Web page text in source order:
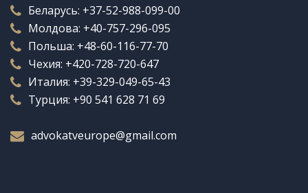
Беларусь: +37-52-988-099-00
Молдова: +40-757-296-095
Польша: +48-60-116-77-70
Чехия: +420-728-720-647
Италия: +39-329-049-65-43
Турция: +90 541 628 71 69
advokatveurope@gmail.com